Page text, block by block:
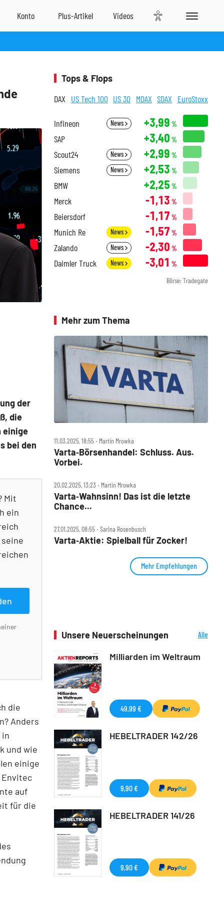
der
die
einige
bei den
Mit
ein
die
Anders
in
und wie
einige
Envitec
auf
für die
Tops & Flops
DAX US Tech 100 US 30 MDAX SDAX EuroStoxx
Infineon News +3,99 %
SAP +3,40 %
Scout24 News +2,99 %
Siemens News +2,53 %
BMW +2,25 %
Merck -1,13 %
Beiersdorf -1,17 %
Munich Re News -1,57 %
Zalando News -2,30 %
Daimler Truck News -3,01 %
Börse: Tradegate
Mehr zum Thema
11.03.2025, 18:55 ‧ Martin Mrowka
Varta‑Börsenhandel: Schluss. Aus.
Vorbei.
20.02.2025, 13:23 ‧ Martin Mrowka
Varta‑Wahnsinn! Das ist die letzte
Chance...
27.01.2025, 08:55 ‧ Sarina Rosenbusch
Varta‑Aktie: Spielball für Zocker!
Mehr Empfehlungen
Unsere Neuerscheinungen
Alle
Milliarden im Weltraum
49,99 €
HEBELTRADER 142/26
9,90 €
HEBELTRADER 141/26
9,90 €